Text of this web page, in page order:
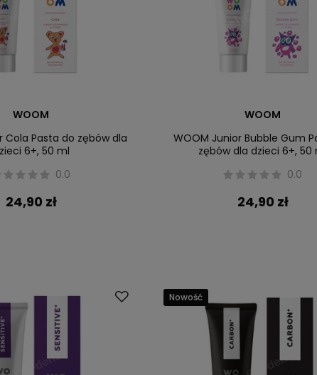
WOOM
Cola Pasta do zębów dla
6+, 50 ml
0.0
24,90 zł
WOOM
WOOM Junior Bubble Gum
zębów dla dzieci 6+, 50
0.0
24,90 zł
Nowość